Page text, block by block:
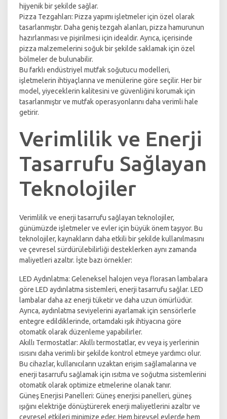
hijyenik bir şekilde sağlar.
Pizza Tezgahları: Pizza yapımı işletmeler için özel olarak
tasarlanmıştır. Daha geniş tezgah alanları, pizza hamurunun
hazırlanması ve pişirilmesi için idealdir. Ayrıca, içerisinde
pizza malzemelerini soğuk bir şekilde saklamak için özel
bölmeler de bulunabilir.
Bu farklı endüstriyel mutfak soğutucu modelleri,
işletmelerin ihtiyaçlarına ve menülerine göre seçilir. Her bir
model, yiyeceklerin kalitesini ve güvenliğini korumak için
tasarlanmıştır ve mutfak operasyonlarını daha verimli hale
getirir.
Verimlilik ve Enerji
Tasarrufu Sağlayan
Teknolojiler
Verimlilik ve enerji tasarrufu sağlayan teknolojiler,
günümüzde işletmeler ve evler için büyük önem taşıyor. Bu
teknolojiler, kaynakların daha etkili bir şekilde kullanılmasını
ve çevresel sürdürülebilirliği desteklerken aynı zamanda
maliyetleri azaltır. İşte bazı örnekler:
LED Aydınlatma: Geleneksel halojen veya florasan lambalara
göre LED aydınlatma sistemleri, enerji tasarrufu sağlar. LED
lambalar daha az enerji tüketir ve daha uzun ömürlüdür.
Ayrıca, aydınlatma seviyelerini ayarlamak için sensörlerle
entegre edildiklerinde, ortamdaki ışık ihtiyacına göre
otomatik olarak düzenleme yapabilirler.
Akıllı Termostatlar: Akıllı termostatlar, ev veya iş yerlerinin
ısısını daha verimli bir şekilde kontrol etmeye yardımcı olur.
Bu cihazlar, kullanıcıların uzaktan erişim sağlamalarına ve
enerji tasarrufu sağlamak için ısıtma ve soğutma sistemlerini
otomatik olarak optimize etmelerine olanak tanır.
Güneş Enerjisi Panelleri: Güneş enerjisi panelleri, güneş
ışığını elektriğe dönüştürerek enerji maliyetlerini azaltır ve
çevresel etkileri minimize eder. Hem bireysel evlerde hem